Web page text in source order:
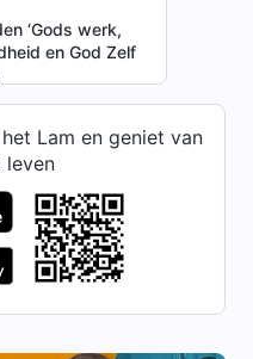
‘Gods werk,
en God Zelf
‘Gods werk,
en God Zelf
‘Gods werk,
en God Zelf
deel één)
Lam en geniet van
leven